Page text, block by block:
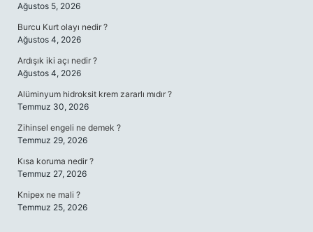
Ağustos 5, 2026
Burcu Kurt olayı nedir ?
Ağustos 4, 2026
Ardışık iki açı nedir ?
Ağustos 4, 2026
Alüminyum hidroksit krem zararlı mıdır ?
Temmuz 30, 2026
Zihinsel engeli ne demek ?
Temmuz 29, 2026
Kısa koruma nedir ?
Temmuz 27, 2026
Knipex ne mali ?
Temmuz 25, 2026